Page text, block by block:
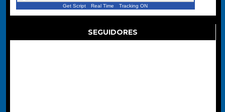
Get Script Real Time Tracking ON
SEGUIDORES